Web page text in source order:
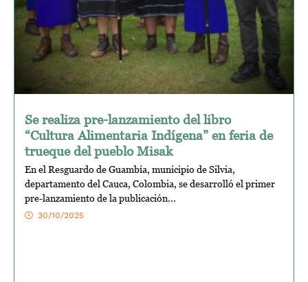
Se realiza pre-lanzamiento del libro
“Cultura Alimentaria Indígena” en feria de
trueque del pueblo Misak
En el Resguardo de Guambía, municipio de Silvia,
departamento del Cauca, Colombia, se desarrolló el primer
pre-lanzamiento de la publicación...
30/10/2025